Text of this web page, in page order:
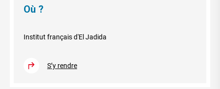
Où ?
Institut français d'El Jadida
S’y rendre